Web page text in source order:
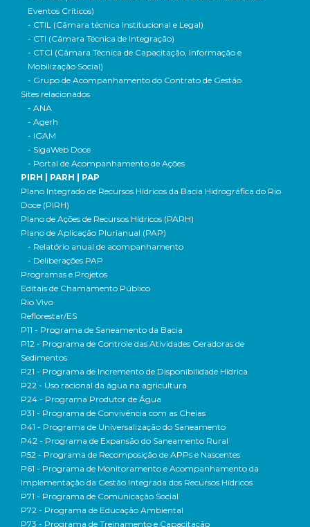
Eventos Críticos)
- CTIL (Câmara técnica Institucional e Legal)
- CTI (Câmara Técnica de Integração)
- CTCI (Câmara Técnica de Capacitação, Informação e
Mobilização Social)
- Grupo de Acompanhamento do Contrato de Gestão
Sites relacionados
- ANA
- Agerh
- IGAM
- SigaWeb Doce
- Portal de Acompanhamento de Ações
PIRH | PARH | PAP
Plano Integrado de Recursos Hídricos da Bacia Hidrográfica do Rio
Doce (PIRH)
Plano de Ações de Recursos Hídricos (PARH)
Plano de Aplicação Plurianual (PAP)
- Relatório anual de acompanhamento
- Deliberações PAP
Programas e Projetos
Editais de Chamamento Público
Rio Vivo
Reflorestar/ES
P11 - Programa de Saneamento da Bacia
P12 - Programa de Controle das Atividades Geradoras de
Sedimentos
P21 - Programa de Incremento de Disponibilidade Hídrica
P22 - Uso racional da água na agricultura
P24 - Programa Produtor de Água
P31 - Programa de Convivência com as Cheias
P41 - Programa de Universalização do Saneamento
P42 - Programa de Expansão do Saneamento Rural
P52 - Programa de Recomposição de APPs e Nascentes
P61 - Programa de Monitoramento e Acompanhamento da
Implementação da Gestão Integrada dos Recursos Hídricos
P71 - Programa de Comunicação Social
P72 - Programa de Educação Ambiental
P73 - Programa de Treinamento e Capacitação